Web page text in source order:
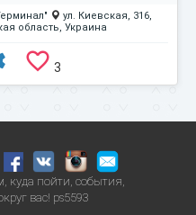
ул. Киевская, 316,
область, Украина
3
куда пойти, события,
вас! ps5593